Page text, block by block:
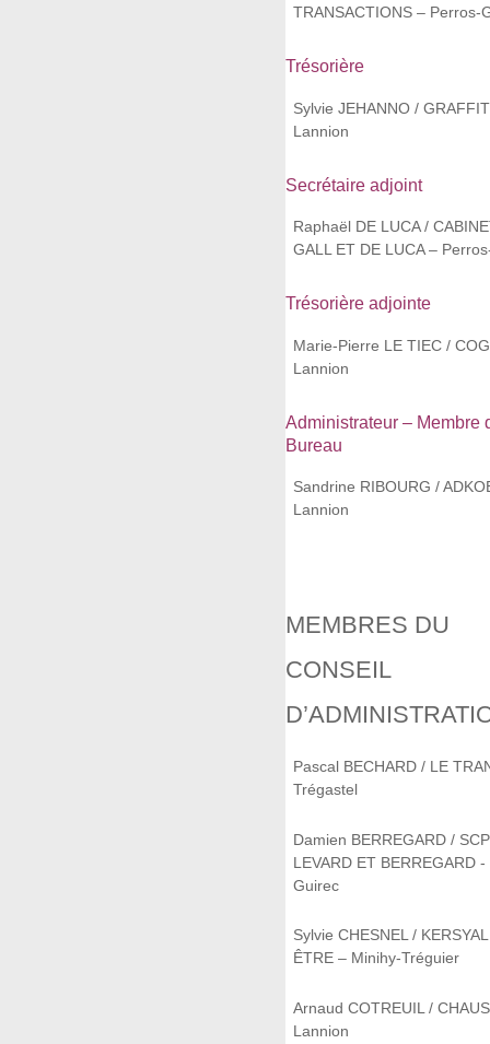
TRANSACTIONS – Perros-
Trésorière
Sylvie JEHANNO /
Lannion
Secrétaire adjoint
Raphaël DE LUCA /
GALL ET DE LUCA –
Trésorière adjointe
Marie-Pierre LE TIEC /
Lannion
Administrateur – Membre
Bureau
Sandrine RIBOURG /
Lannion
MEMBRES DU
CONSEIL
Pascal BECHARD / LE
Trégastel
Damien BERREGARD / SCP
LEVARD ET BERREGARD
Guirec
Sylvie CHESNEL /
ÊTRE – Minihy-Tréguier
Arnaud COTREUIL /
Lannion